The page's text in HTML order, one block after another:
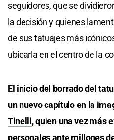
seguidores, que se
la decisión y quienes
de sus tatuajes más
ubicarla en el centro de la
El inicio del borrado del
un nuevo capítulo en la
Tinelli, quien una vez más
personales ante millones